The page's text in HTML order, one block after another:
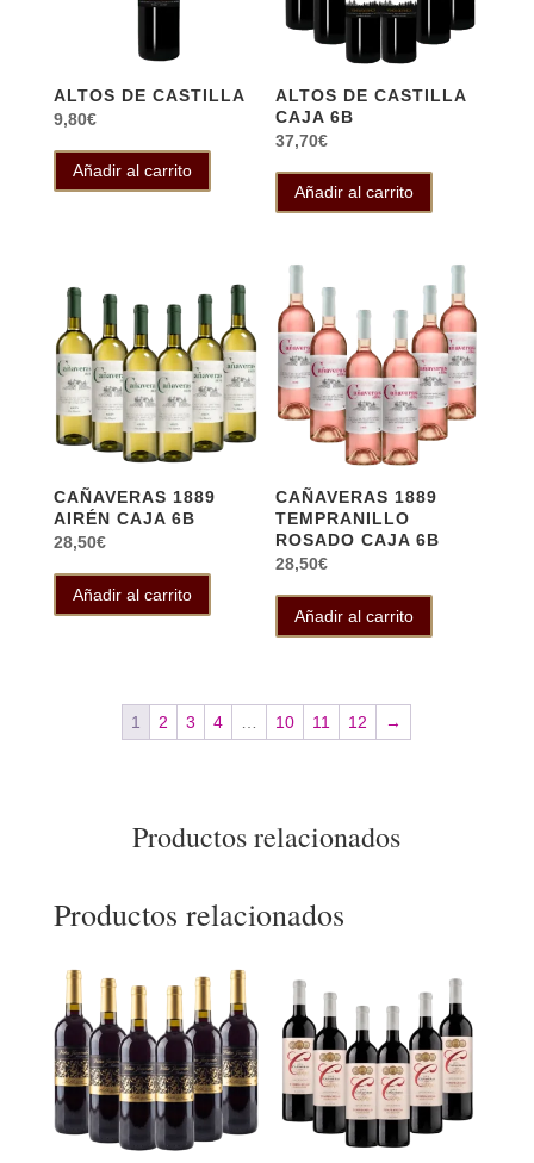
ALTOS DE CASTILLA
9,80€
Añadir al carrito
ALTOS DE CASTILLA
CAJA 6B
37,70€
Añadir al carrito
CAÑAVERAS 1889
AIRÉN CAJA 6B
28,50€
Añadir al carrito
CAÑAVERAS 1889
TEMPRANILLO
ROSADO CAJA 6B
28,50€
Añadir al carrito
1 2 3 4 10 11 12 →
Productos relacionados
Productos relacionados